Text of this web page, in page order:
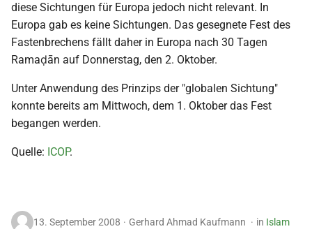
diese Sichtungen für Europa jedoch nicht relevant. In
Europa gab es keine Sichtungen. Das gesegnete Fest des
Fastenbrechens fällt daher in Europa nach 30 Tagen
Ramaḍān auf Donnerstag, den 2. Oktober.
Unter Anwendung des Prinzips der "globalen Sichtung"
konnte bereits am Mittwoch, dem 1. Oktober das Fest
begangen werden.
Quelle: ICOP.
13. September 2008 Gerhard Ahmad Kaufmann in Islam